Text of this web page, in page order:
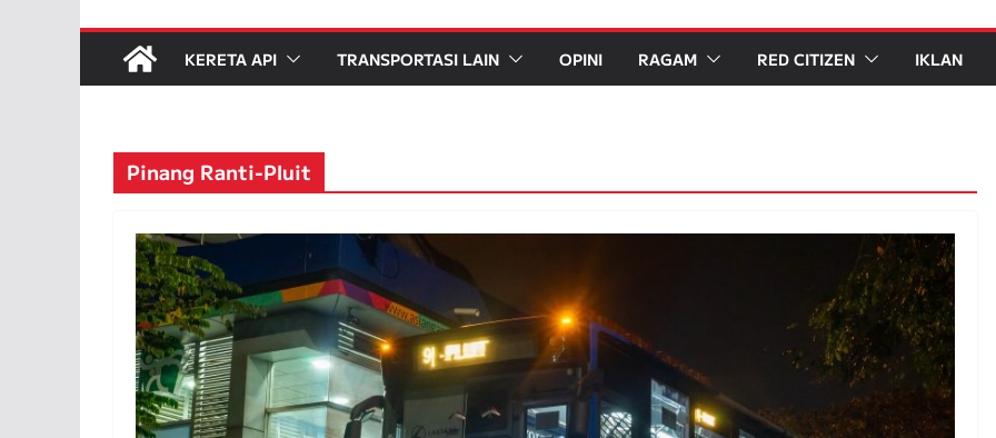
KERETA API TRANSPORTASI LAIN OPINI RAGAM RED CITIZEN IKLAN
Pinang Ranti-Pluit